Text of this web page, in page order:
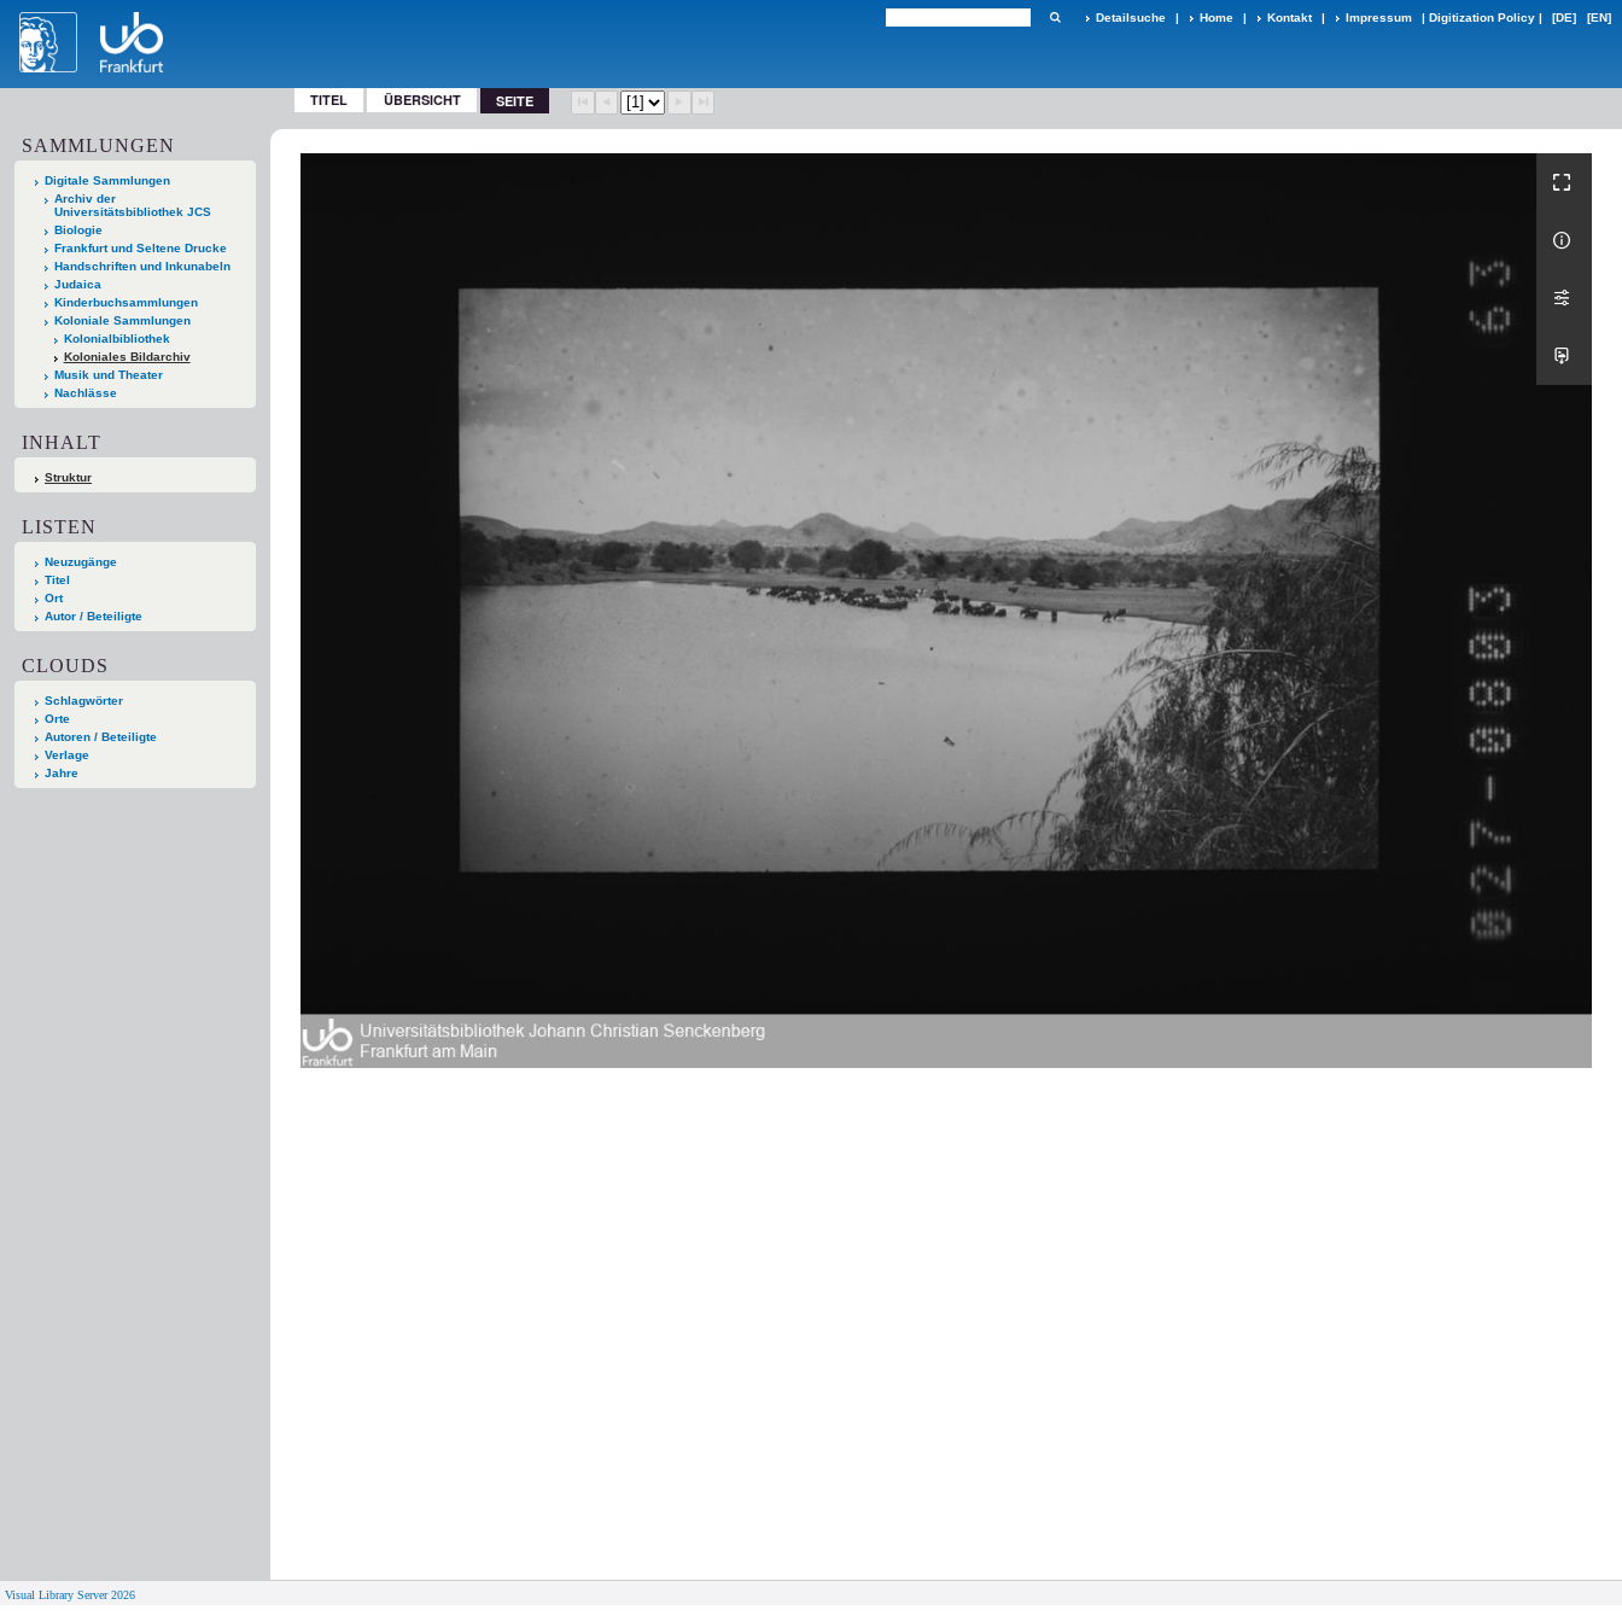
Detailsuche | Home | Kontakt | Impressum | Digitization Policy | [DE] [EN]
TITEL ÜBERSICHT SEITE
SAMMLUNGEN
Digitale Sammlungen
Archiv der
Universitätsbibliothek JCS
Biologie
Frankfurt und Seltene Drucke
Handschriften und Inkunabeln
Judaica
Kinderbuchsammlungen
Koloniale Sammlungen
Kolonialbibliothek
Koloniales Bildarchiv
Musik und Theater
Nachlässe
INHALT
Struktur
LISTEN
Neuzugänge
Titel
Ort
Autor / Beteiligte
CLOUDS
Schlagwörter
Orte
Autoren / Beteiligte
Verlage
Jahre
Visual Library Server 2026